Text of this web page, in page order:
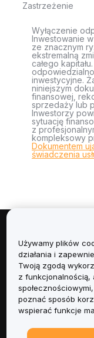
Zastrzeżenie
Wyłączenie
Inwestowanie
ze znacznym
ekstremalną
całego
inwestycyjne.
niniejszym
finansowej,
sprzedaży lub
Inwestorzy
sytuację
z
kompleksowy
Dokumentem
świadczenia
Informacje
Usługi
Obsługa
Używamy plików
działania i
Twoją zgodą
z funkcjonalnością,
poznać sposób
wspierać funkcje